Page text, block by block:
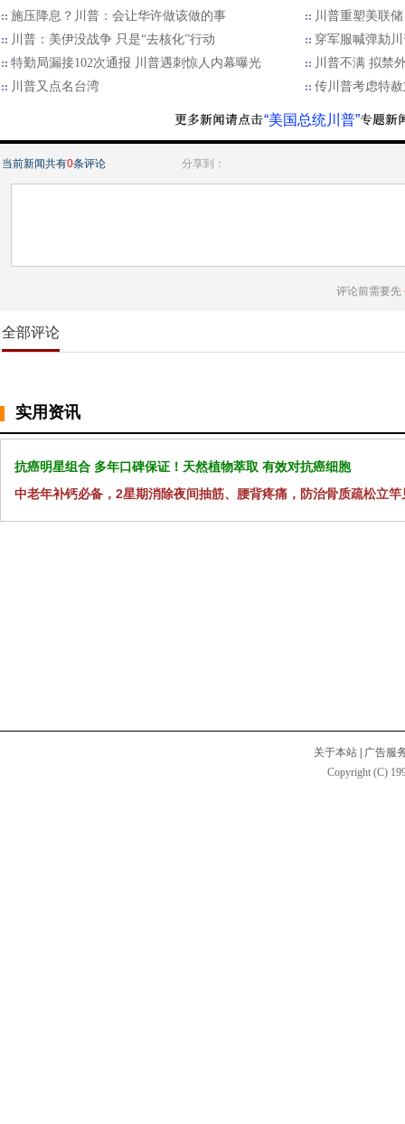
施压降息？川普：会让华许做该做的事
川普重塑美联
川普：美伊没战争 只是“去核化”行动
穿军服喊弹劾
特勤局漏接102次通报 川普遇刺惊人内幕曝光
川普不满 拟禁
川普又点名台湾
传川普考虑特
“美国总统川普”
当前新闻共有0条评论 分享到：
评论前需要先
全部评论
实用资讯
抗癌明星组合 多年口碑保证！天然植物萃取 有效对抗癌细胞
中老年补钙必备，2星期消除夜间抽筋、腰背疼痛，防治骨质疏松立竿
关于本站
广告服
Copyright (C)